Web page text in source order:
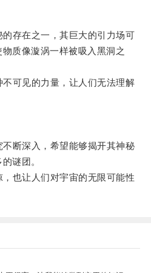
存在之一，其巨大的引力场可
质像漩涡一样被吸入黑洞之
可见的力量，让人们无法理解
断深入，希望能够揭开其神秘
谜团。
也让人们对宇宙的无限可能性